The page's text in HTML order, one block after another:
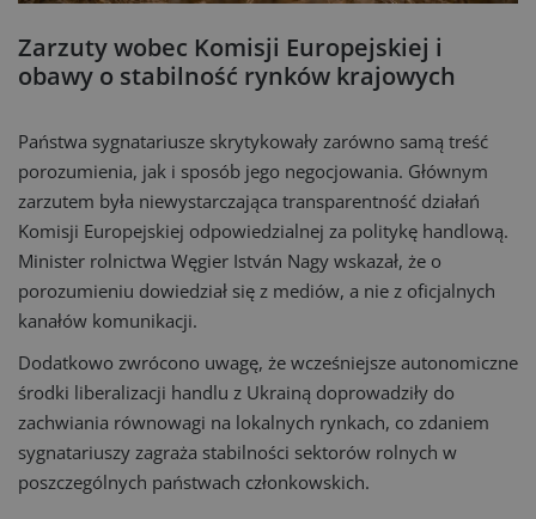
Zarzuty wobec Komisji Europejskiej i
obawy o stabilność rynków krajowych
Państwa sygnatariusze skrytykowały zarówno samą treść
porozumienia, jak i sposób jego negocjowania. Głównym
zarzutem była niewystarczająca transparentność działań
Komisji Europejskiej odpowiedzialnej za politykę handlową.
Minister rolnictwa Węgier István Nagy wskazał, że o
porozumieniu dowiedział się z mediów, a nie z oficjalnych
kanałów komunikacji.
Dodatkowo zwrócono uwagę, że wcześniejsze autonomiczne
środki liberalizacji handlu z Ukrainą doprowadziły do
zachwiania równowagi na lokalnych rynkach, co zdaniem
sygnatariuszy zagraża stabilności sektorów rolnych w
poszczególnych państwach członkowskich.